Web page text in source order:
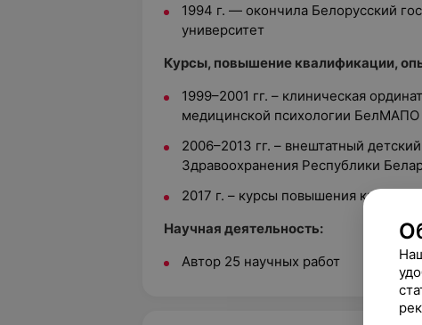
1994 г. — окончила Белорусский
университет
Курсы, повышение квалификации,
1999–2001 гг. – клиническая
медицинской психологии БелМАПО
2006–2013 гг. – внештатный
Здравоохранения Республики
2017 г. – курсы повышения
Научная деятельность:
Автор 25 научных работ